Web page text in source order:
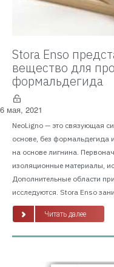
Stora Enso
вещество для
формальдегида
6 мая, 2021
NeoLigno — это связующая
основе, без формальдегида
на основе лигнина.
изоляционные материалы,
Дополнительные области
исследуются. Stora Enso
Читать далее